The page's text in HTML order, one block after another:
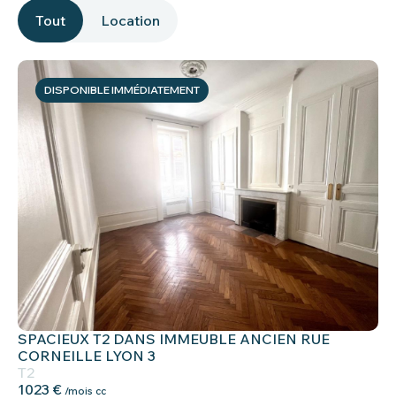
Location
Tout
DISPONIBLE IMMÉDIATEMENT
SPACIEUX T2 DANS IMMEUBLE ANCIEN RUE
CORNEILLE LYON 3
T2
1023 € /mois cc